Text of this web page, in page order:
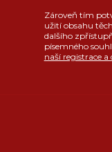
Zároveň tím
užití obsahu
dalšího
písemného
naší registrace a